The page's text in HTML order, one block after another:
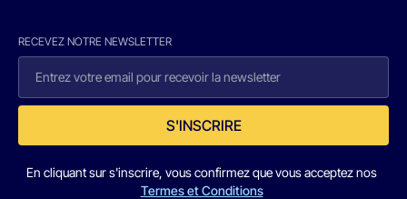
RECEVEZ NOTRE NEWSLETTER
S'INSCRIRE
En cliquant sur s'inscrire, vous confirmez que vous acceptez nos
Termes et Conditions